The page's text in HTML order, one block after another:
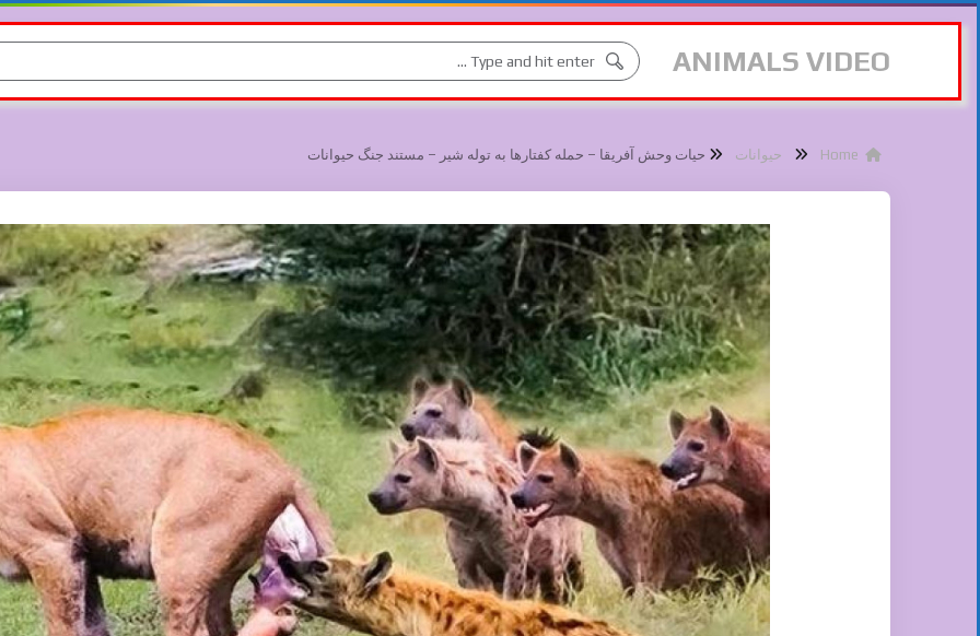
ANIMALS VIDEO
حیوانات حیات وحش آفریقا – حمله کفتارها به توله شیر – مستند جنگ حیوانات